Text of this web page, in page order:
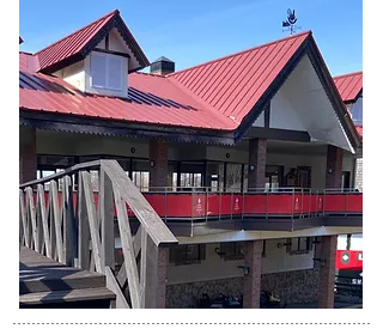
…………………………………………………………………